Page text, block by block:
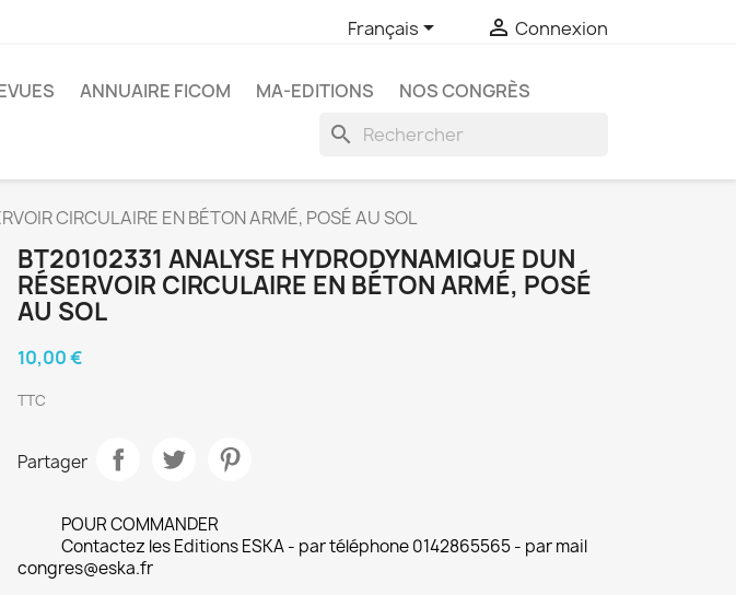
Français  Connexion
ANNUAIRE FICOM MA-EDITIONS NOS CONGRÈS
search
CIRCULAIRE EN BÉTON ARMÉ, POSÉ AU SOL
BT20102331 ANALYSE HYDRODYNAMIQUE DUN
RÉSERVOIR CIRCULAIRE EN BÉTON ARMÉ, POSÉ
AU SOL
10,00 €
TTC
Partager
POUR COMMANDER
Contactez les Editions ESKA - par téléphone 0142865565 - par mail
congres@eska.fr